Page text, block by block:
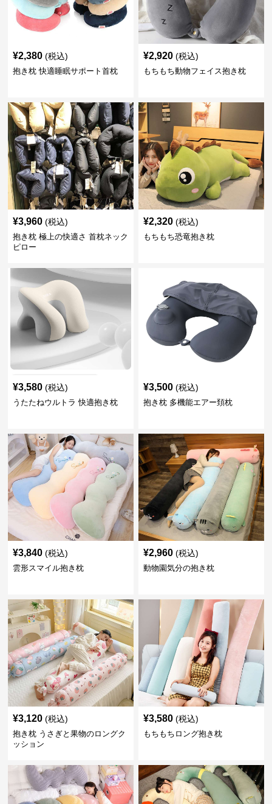
¥2,380 (税込)
抱き枕 快適睡眠サポート首枕
¥2,920 (税込)
もちもち動物フェイス抱き枕
¥3,960 (税込)
抱き枕 極上の快適さ 首枕ネック
ピロー
¥2,320 (税込)
もちもち恐竜抱き枕
¥3,580 (税込)
うたたねウルトラ 快適抱き枕
¥3,500 (税込)
抱き枕 多機能エアー頚枕
¥3,840 (税込)
雲形スマイル抱き枕
¥2,960 (税込)
動物園気分の抱き枕
¥3,120 (税込)
抱き枕 うさぎと果物のロングク
ッション
¥3,580 (税込)
もちもちロング抱き枕